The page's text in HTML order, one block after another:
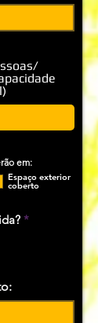
em:
Espaço exterior
coberto
*